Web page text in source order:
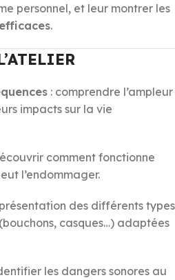
personnel, et leur montrer les
.
: comprendre l’ampleur
impacts sur la vie
comment fonctionne
l’endommager.
des différents types
casques…) adaptées
les dangers sonores au